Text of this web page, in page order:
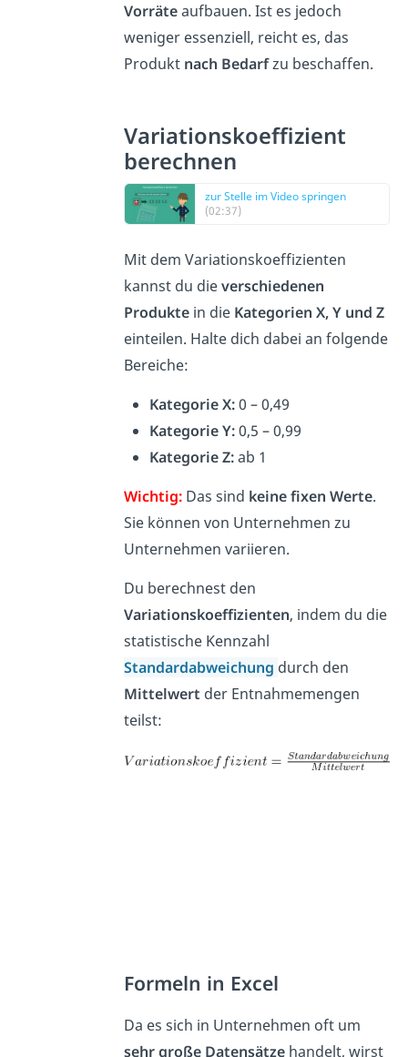
Vorräteaufbauen. Ist es jedoch
weniger essenziell, reicht es, das
Produkt nach Bedarfzu beschaffen.
Variationskoeffizient
berechnen
zur Stelle im Video springen
(02:37)
Mit dem Variationskoeffizienten
kannst du dieverschiedenen
Produkte in die Kategorien X, Y und Z
einteilen. Halte dich dabei an folgende
Bereiche:
Kategorie X:0 – 0,49
Kategorie Y:0,5 – 0,99
Kategorie Z:ab 1
Wichtig: Das sind keine fixen Werte.
Sie können von Unternehmen zu
Unternehmen variieren.
Du berechnest den
Variationskoeffizienten, indem du die
statistische Kennzahl
Standardabweichung durch den
Mittelwert der Entnahmemengen
teilst:
Formeln in Excel
Da es sich in Unternehmen oft um
sehr große Datensätze handelt, wirst